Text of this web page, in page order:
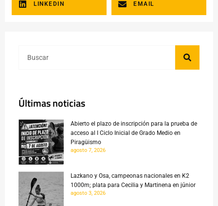
LINKEDIN EMAIL
Últimas noticias
Abierto el plazo de inscripción para la prueba de
acceso al I Ciclo Inicial de Grado Medio en
Piragüismo
agosto 7, 2026
Lazkano y Osa, campeonas nacionales en K2
1000m; plata para Cecilia y Martinena en júnior
agosto 3, 2026